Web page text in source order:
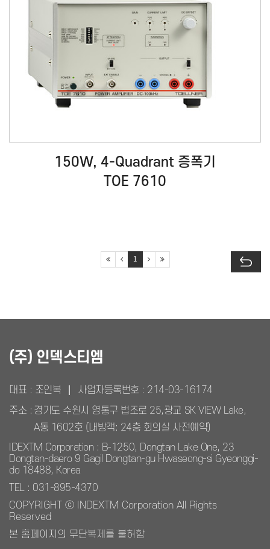
150W, 4-Quadrant 증폭기
TOE 7610
1
(주) 인덱스티엠
대표 : 조인복 사업자등록번호 : 214-03-16174
주소 : 경기도 수원시 영통구 법조로 25,광교 SK VIEW Lake,
A동 1602호 (내방객: 24층 회의실 사전예약)
IDEXTM Corporation : B-1250, Dongtan Lake One, 23
Dongtan-daero 9 Gagil Dongtan-gu Hwaseong-si Gyeonggi-
do 18488, Korea
TEL : 031-895-4370
COPYRIGHT ⓒ INDEXTM Corporation All Rights
Reserved
본 홈페이지의 무단복제를 불허함